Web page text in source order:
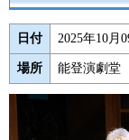
日付 2025年10月
場所 能登演劇堂